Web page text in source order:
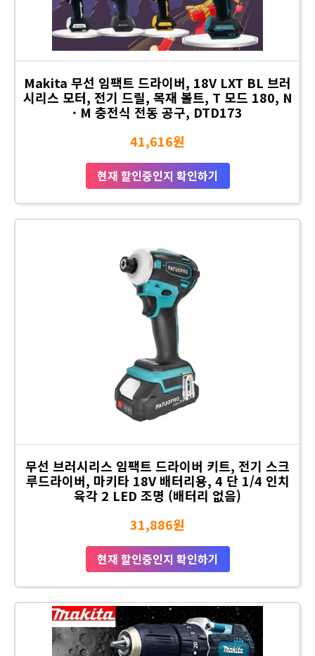
Makita 무선 임팩트 드라이버, 18V LXT BL 브러
시리스 모터, 전기 드릴, 목재 볼트, T 모드 180, N
· M 충전식 전동 공구, DTD173
41,616원
현재 할인중인지 확인하기
무선 브러시리스 임팩트 드라이버 키트, 전기 스크
루드라이버, 마키타 18V 배터리용, 4 단 1/4 인치
육각 2 LED 조명 (배터리 없음)
31,886원
현재 할인중인지 확인하기